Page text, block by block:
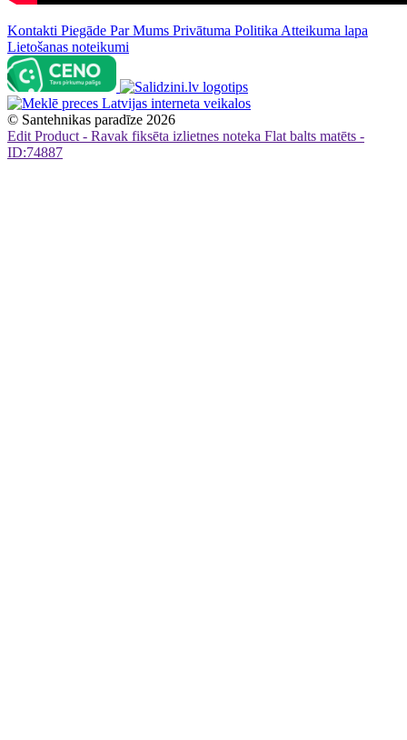
Kontakti Piegāde Par Mums Privātuma Politika Atteikuma lapa
Lietošanas noteikumi
© Santehnikas paradīze 2026
Edit Product - Ravak fiksēta izlietnes noteka Flat balts matēts -
ID:74887